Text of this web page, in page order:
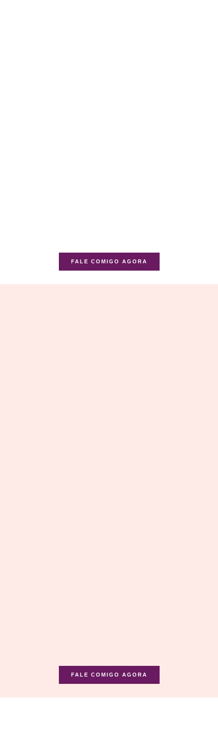
FALE COMIGO AGORA
FALE COMIGO AGORA